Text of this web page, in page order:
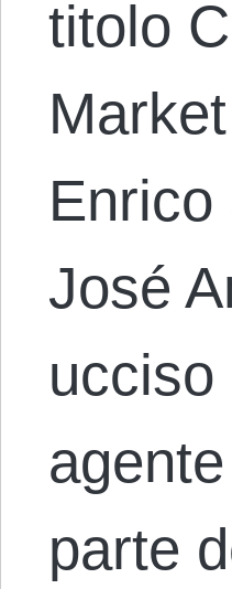
titolo
José
parte